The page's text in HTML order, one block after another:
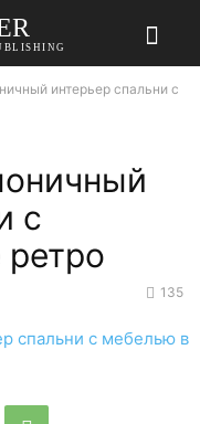
интерьер спальни с
с
135